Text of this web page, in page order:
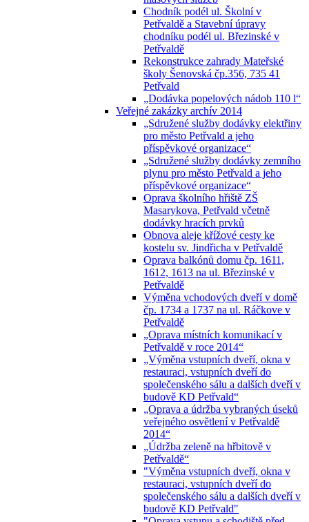
Chodník podél ul. Školní v
Petřvaldě a Stavební úpravy
chodníku podél ul. Březinské v
Petřvaldě
Rekonstrukce zahrady Mateřské
školy Šenovská čp.356, 735 41
Petřvald
„Dodávka popelových nádob 110 l“
Veřejné zakázky archív 2014
„Sdružené služby dodávky elektřiny
pro město Petřvald a jeho
příspěvkové organizace“
„Sdružené služby dodávky zemního
plynu pro město Petřvald a jeho
příspěvkové organizace“
Oprava školního hřiště ZŠ
Masarykova, Petřvald včetně
dodávky hracích prvků
Obnova aleje křížové cesty ke
kostelu sv. Jindřicha v Petřvaldě
Oprava balkónů domu čp. 1611,
1612, 1613 na ul. Březinské v
Petřvaldě
Výměna vchodových dveří v domě
čp. 1734 a 1737 na ul. Ráčkove v
Petřvaldě
„Oprava místních komunikací v
Petřvaldě v roce 2014“
„Výměna vstupních dveří, okna v
restauraci, vstupních dveří do
společenského sálu a dalších dveří v
budově KD Petřvald“
„Oprava a údržba vybraných úseků
veřejného osvětlení v Petřvaldě
2014“
„Údržba zeleně na hřbitově v
Petřvaldě“
"Výměna vstupních dveří, okna v
restauraci, vstupních dveří do
společenského sálu a dalších dveří v
budově KD Petřvald"